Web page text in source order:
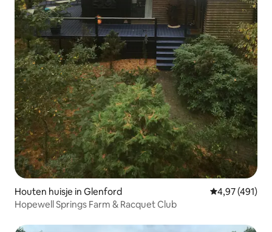
Houten huisje in Glenford Gemiddelde
4,97 (491)
Hopewell Springs Farm & Racquet Club